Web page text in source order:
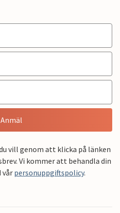
Anmäl
vill genom att klicka på länken
Vi kommer att behandla din
vårpersonuppgiftspolicy.